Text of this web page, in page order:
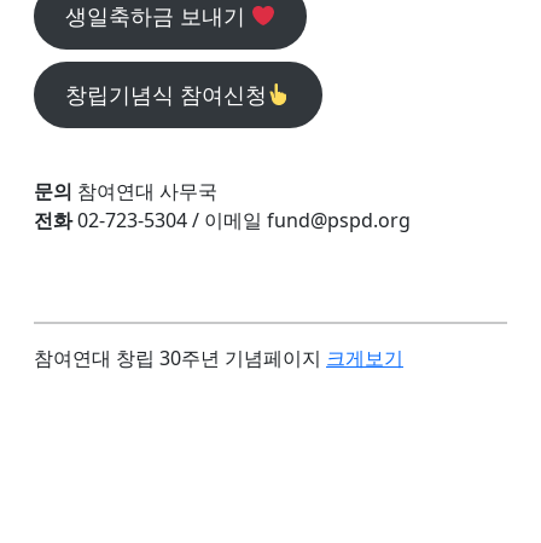
생일축하금 보내기
창립기념식 참여신청
문의 참여연대 사무국
전화02-723-5304 / 이메일 fund@pspd.org
참여연대 창립 30주년 기념페이지 크게보기